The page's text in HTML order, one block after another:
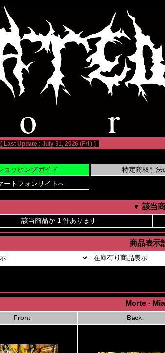
[ Last Update : July 31, 2026 (Fri.) ]
▼ 該当
該当商品が 1 件あります
商品表示
Morte -
Front Back